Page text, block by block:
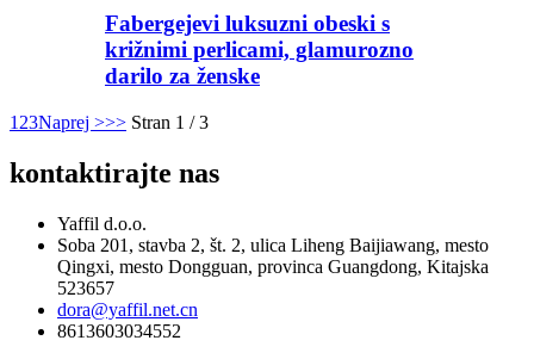
Fabergejevi luksuzni obeski s
križnimi perlicami, glamurozno
darilo za ženske
1 23Naprej >>> Stran 1 / 3
kontaktirajte nas
Yaffil d.o.o.
Soba 201, stavba 2, št. 2, ulica Liheng Baijiawang, mesto
Qingxi, mesto Dongguan, provinca Guangdong, Kitajska
523657
dora@yaffil.net.cn
8613603034552